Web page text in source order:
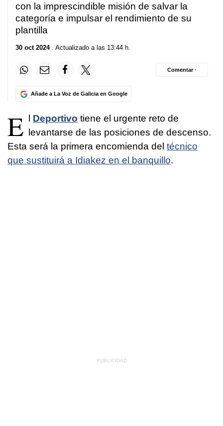
con la imprescindible misión de salvar la
categoría e impulsar el rendimiento de su
plantilla
30 oct 2024. Actualizado a las 13:44 h.
Añade a La Voz de Galicia en Google
Comentar ·
E Deportivo tiene el urgente reto de
levantarse de las posiciones de descenso.
Esta será la primera encomienda del técnico
que sustituirá a Idiakez en el banquillo.